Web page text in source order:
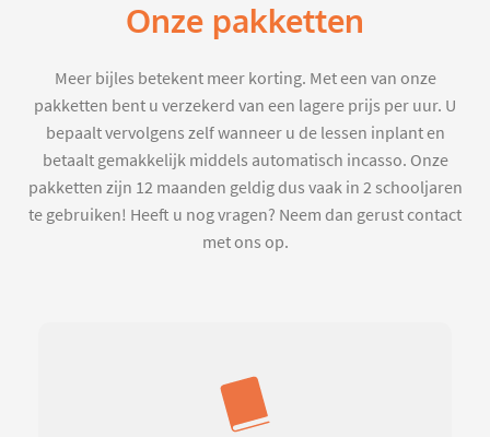
Onze pakketten
Meer bijles betekent meer korting. Met een van onze
pakketten bent u verzekerd van een lagere prijs per uur. U
bepaalt vervolgens zelf wanneer u de lessen inplant en
betaalt gemakkelijk middels automatisch incasso. Onze
pakketten zijn 12 maanden geldig dus vaak in 2 schooljaren
te gebruiken! Heeft u nog vragen? Neem dan gerust contact
met ons op.